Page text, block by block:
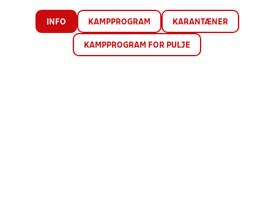
INFO KAMPPROGRAM KARANTÆNER
KAMPPROGRAM FOR PULJE